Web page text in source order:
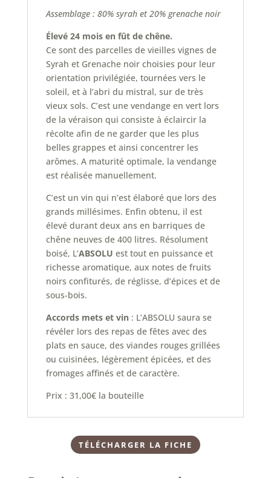
Assemblage : 80% syrah et 20% grenache noir
Élevé 24 mois en fût de chêne.
Ce sont des parcelles de vieilles vignes de
Syrah et Grenache noir choisies pour leur
orientation privilégiée, tournées vers le
soleil, et à l’abri du mistral, sur de très
vieux sols. C’est une vendange en vert lors
de la véraison qui consiste à éclaircir la
récolte afin de ne garder que les plus
belles grappes et ainsi concentrer les
arômes. A maturité optimale, la vendange
est réalisée manuellement.
C’est un vin qui n’est élaboré que lors des
grands millésimes. Enfin obtenu, il est
élevé durant deux ans en barriques de
chêne neuves de 400 litres. Résolument
boisé, L’ABSOLU est tout en puissance et
richesse aromatique, aux notes de fruits
noirs confiturés, de réglisse, d’épices et de
sous-bois.
Accords mets et vin: L’ABSOLU saura se
révéler lors des repas de fêtes avec des
plats en sauce, des viandes rouges grillées
ou cuisinées, légèrement épicées, et des
fromages affinés et de caractère.
Prix : 31,00€la bouteille
TÉLÉCHARGER LA FICHE